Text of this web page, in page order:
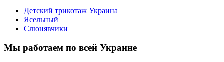
Детский трикотаж Украина
Ясельный
Слюнявчики
Мы работаем по всей Украине